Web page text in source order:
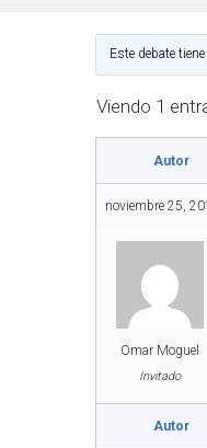
Este debate
Viendo 1
Autor
noviembre 25,
Omar Moguel
Invitado
Autor